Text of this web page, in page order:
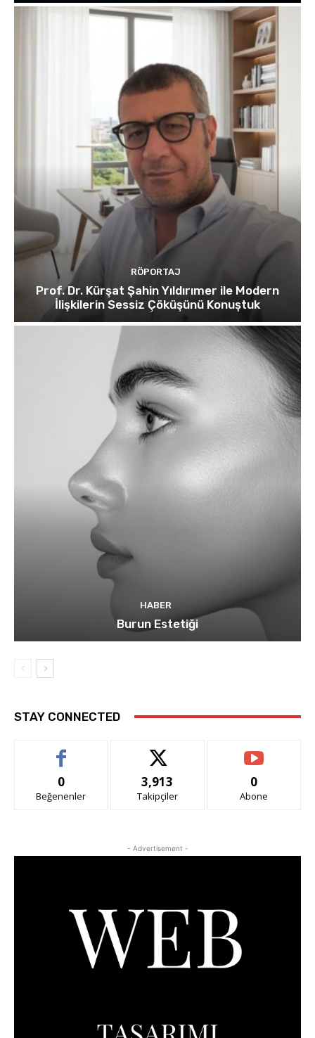
RÖPORTAJ
Prof. Dr. Kürşat Şahin Yıldırımer ile Modern
İlişkilerin Sessiz Çöküşünü Konuştuk
HABER
Burun Estetiği
STAY CONNECTED
0
Beğenenler
3,913
Takipçiler
0
Abone
- Advertisement -